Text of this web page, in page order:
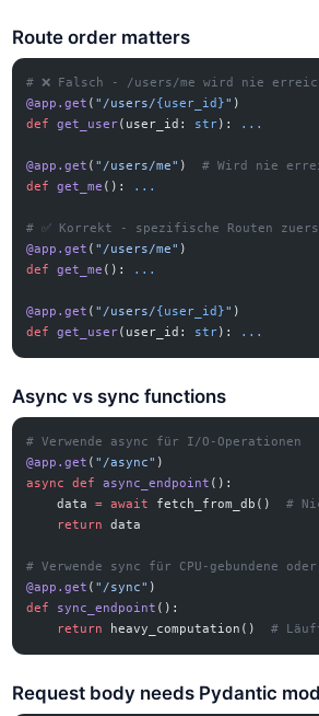
Route order matters
# ❌ Falsch - /users/me wird nie
@app.get ( "/users/{user_id}" )
def
get_user(user_id: str): ...
@app.get ( "/users/me" ) # Wird nie
def
get_me (): ...
# ✅ Korrekt - spezifische Routen
@app.get ( "/users/me" )
def
get_me (): ...
@app.get ( "/users/{user_id}" )
def
get_user(user_id: str): ...
Async vs sync functions
# Verwende async für I/O-Operationen
@app.get ( "/async" )
async
def async_endpoint ():
    data
= await fetch_from_db() #
    return
data
# Verwende sync für CPU-gebundene
@app.get ( "/sync" )
def
sync_endpoint ():
    return
heavy_computation() #
Request body needs Pydantic